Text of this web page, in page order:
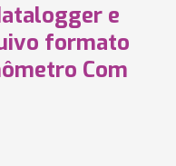
e
formato
Com